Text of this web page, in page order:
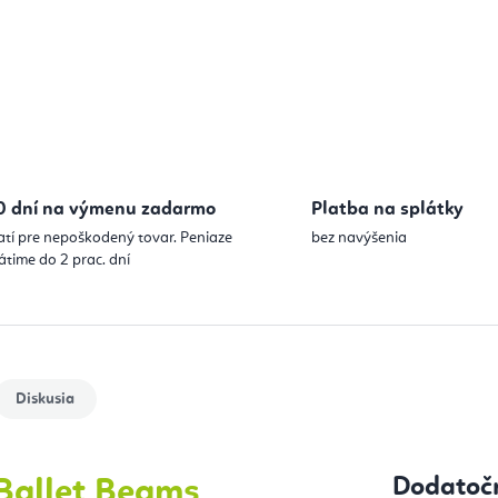
dní na výmenu zadarmo
pre nepoškodený tovar. Peniaze
do 2 prac. dní
Platba na splátky
bez navýšenia
Diskusia